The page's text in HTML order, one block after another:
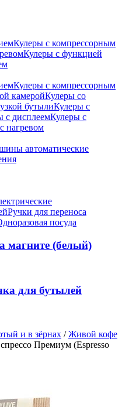
Кулеры с компрессорным
Кулеры с функцией
Кулеры с компрессорным
камеройКулеры со
бутылиКулеры с
с дисплеемКулеры с
нагревом
автоматические
Ручки для переноса
посуда
магните (белый)
для бутылей
и в зёрнах /Живой кофе
Премиум (Espresso